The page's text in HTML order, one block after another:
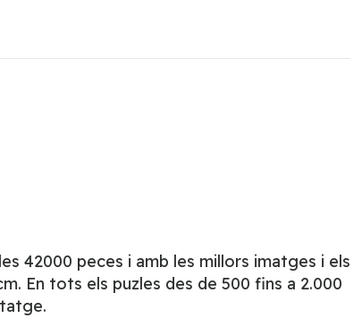
42000 peces i amb les millors imatges i els
En tots els puzles des de 500 fins a 2.000